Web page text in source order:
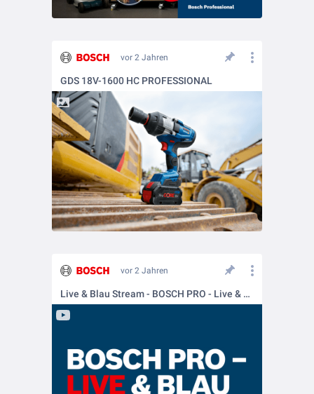
vor 2 Jahren
GDS 18V-1600 HC PROFESSIONAL
vor 2 Jahren
Live & Blau Stream - BOSCH PRO - Live & Blau: Der Feierabendstream für Handwerker | GDX 18V-210 C & mehr